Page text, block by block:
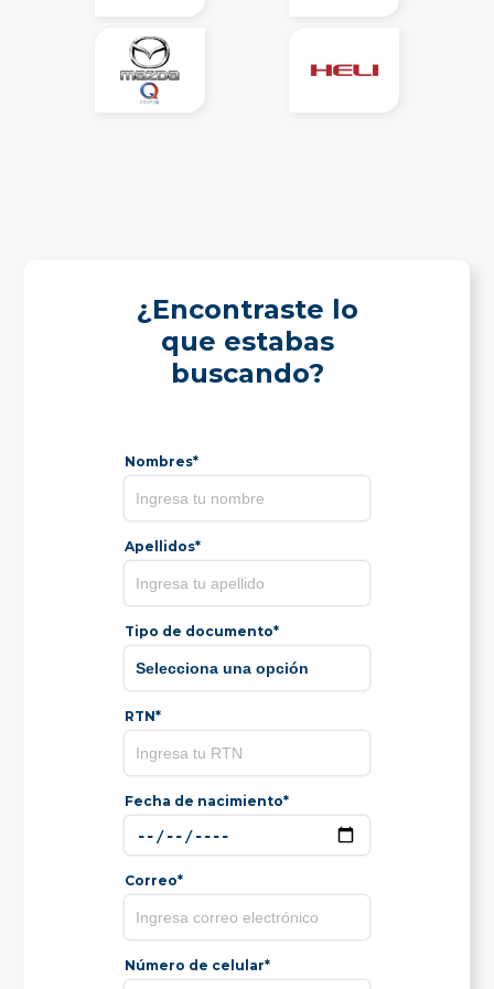
¿Encontraste lo
que estabas
buscando?
Nombres*
Apellidos*
Tipo de documento*
RTN*
Fecha de nacimiento*
Correo*
Número de celular*